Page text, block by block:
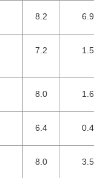
8.2 6.9
7.2 1.5
8.0 1.6
6.4 0.4
8.0 3.5